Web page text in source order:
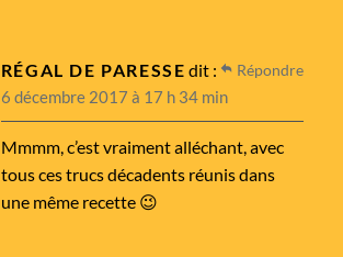
RÉGAL DE PARESSE dit :
6 décembre 2017 à 17 h 34 min
Mmmm, c’est vraiment alléchant, avec
tous ces trucs décadents réunis dans
une même recette 😉
Répondre